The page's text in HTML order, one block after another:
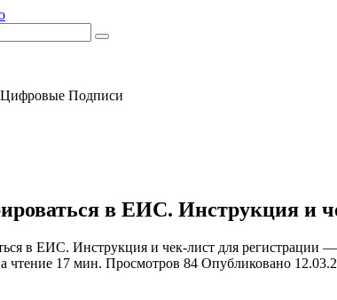
Подписи
в ЕИС. Инструкция и
чтение 17 мин. Просмотров 84 Опубликовано